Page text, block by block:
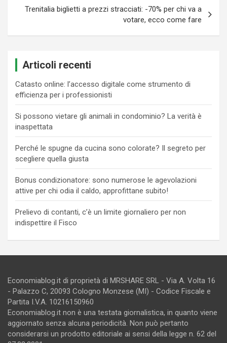
Trenitalia biglietti a prezzi stracciati: -70% per chi va a
votare, ecco come fare
Articoli recenti
Catasto online: l’accesso digitale come strumento di
efficienza per i professionisti
Si possono vietare gli animali in condominio? La verità è
inaspettata
Perché le spugne da cucina sono colorate? Il segreto per
scegliere quella giusta
Bonus condizionatore: sono numerose le agevolazioni
attive per chi odia il caldo, approfittane subito!
Prelievo di contanti, c’è un limite giornaliero per non
indispettire il Fisco
Economiablog.it di proprietà di MRSHARE SRL - Via A. Volta 16
- Palazzo C, 20093 Cologno Monzese (MI) - Codice Fiscale e
Partita I.V.A. 10216150960
Economiablog.it non è una testata giornalistica, in quanto viene
aggiornato senza alcuna periodicità. Non può pertanto
considerarsi un prodotto editoriale ai sensi della legge n. 62 del